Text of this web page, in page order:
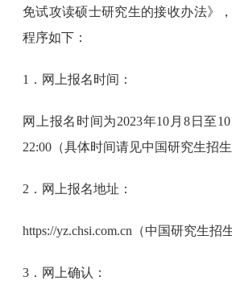
免试攻读硕士研究生的接收办法》
程序如下：
1．网上报名时间：
网上报名时间为2023年10月8日至
22:00（具体时间请见中国研究生招
2．网上报名地址：
https://yz.chsi.com.cn（中国研究生招
3．网上确认：